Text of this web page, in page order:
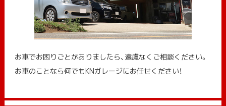
お車でお困りごとがありましたら、遠慮なくご相談ください。
お車のことなら何でもKNガレージにお任せください！